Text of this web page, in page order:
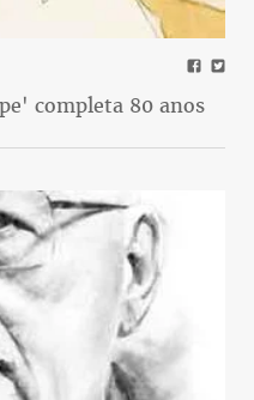
completa 80 anos